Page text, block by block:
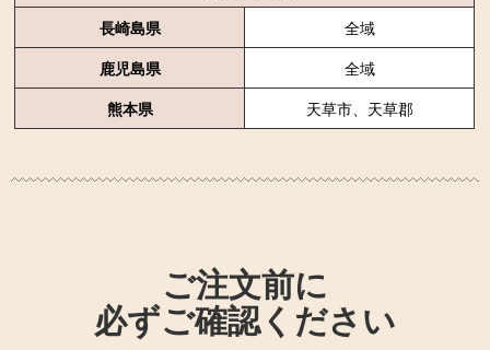
長崎島県
全域
鹿児島県
全域
熊本県
天草市、天草郡
ご注文前に
必ずご確認ください